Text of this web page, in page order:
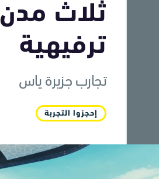
ثلاث مدن
ترفيهية
تجارب جزيرة ياس
إحجزوا التجربة